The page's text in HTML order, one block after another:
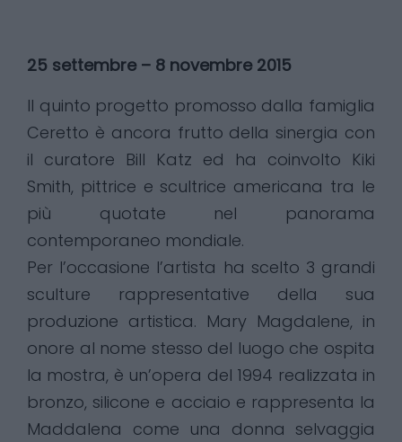
25 settembre – 8 novembre 2015
Il quinto progetto promosso dalla famiglia
Ceretto è ancora frutto della sinergia con
il curatore Bill Katz ed ha coinvolto Kiki
Smith, pittrice e scultrice americana tra le
più quotate nel panorama
contemporaneo mondiale.
Per l’occasione l’artista ha scelto 3 grandi
sculture rappresentative della sua
produzione artistica. Mary Magdalene, in
onore al nome stesso del luogo che ospita
la mostra, è un’opera del 1994 realizzata in
bronzo, silicone e acciaio e rappresenta la
Maddalena come una donna selvaggia